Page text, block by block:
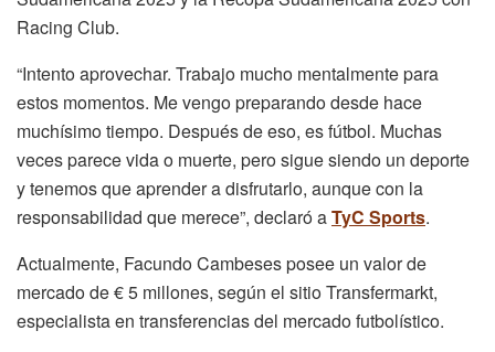
Racing Club.
“Intento aprovechar. Trabajo mucho mentalmente para
estos momentos. Me vengo preparando desde hace
muchísimo tiempo. Después de eso, es fútbol. Muchas
veces parece vida o muerte, pero sigue siendo un deporte
y tenemos que aprender a disfrutarlo, aunque con la
responsabilidad que merece”, declaró aTyC Sports.
Actualmente, Facundo Cambeses posee un valor de
mercado de € 5 millones, según el sitio Transfermarkt,
especialista en transferencias del mercado futbolístico.